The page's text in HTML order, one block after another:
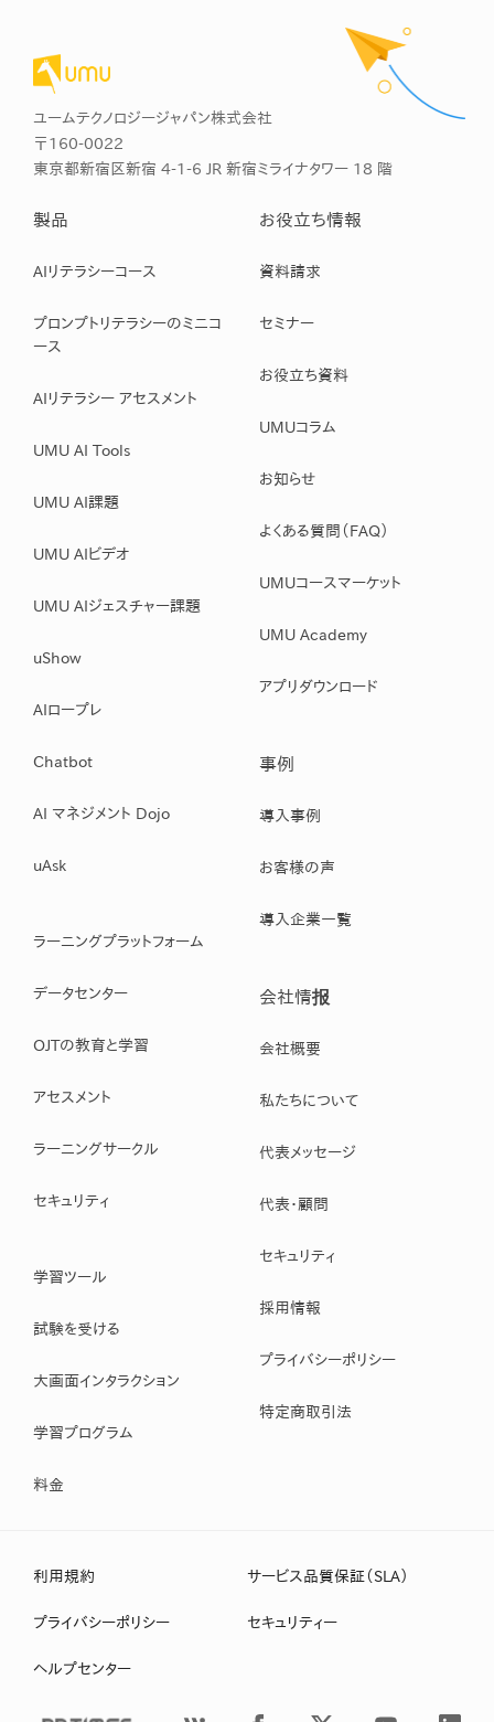
ユームテクノロジージャパン株式会社
〒160-0022
東京都新宿区新宿 4-1-6 JR 新宿ミライナタワー 18 階
製品
AIリテラシーコース
プロンプトリテラシーのミニコ
ース
AIリテラシー アセスメント
UMU AI Tools
UMU AI課題
UMU AIビデオ
UMU AIジェスチャー課題
uShow
AIロープレ
Chatbot
AI マネジメント Dojo
uAsk
ラーニングプラットフォーム
データセンター
OJTの教育と学習
アセスメント
ラーニングサークル
セキュリティ
学習ツール
試験を受ける
大画面インタラクション
学習プログラム
料金
お役立ち情報
資料請求
セミナー
お役立ち資料
UMUコラム
お知らせ
よくある質問（FAQ）
UMUコースマーケット
UMU Academy
アプリダウンロード
事例
導入事例
お客様の声
導入企業一覧
会社情报
会社概要
私たちについて
代表メッセージ
代表・顧問
セキュリティ
採用情報
プライバシーポリシー
特定商取引法
利用規約 サービス品質保証（SLA）
プライバシーポリシー セキュリティー
ヘルプセンター